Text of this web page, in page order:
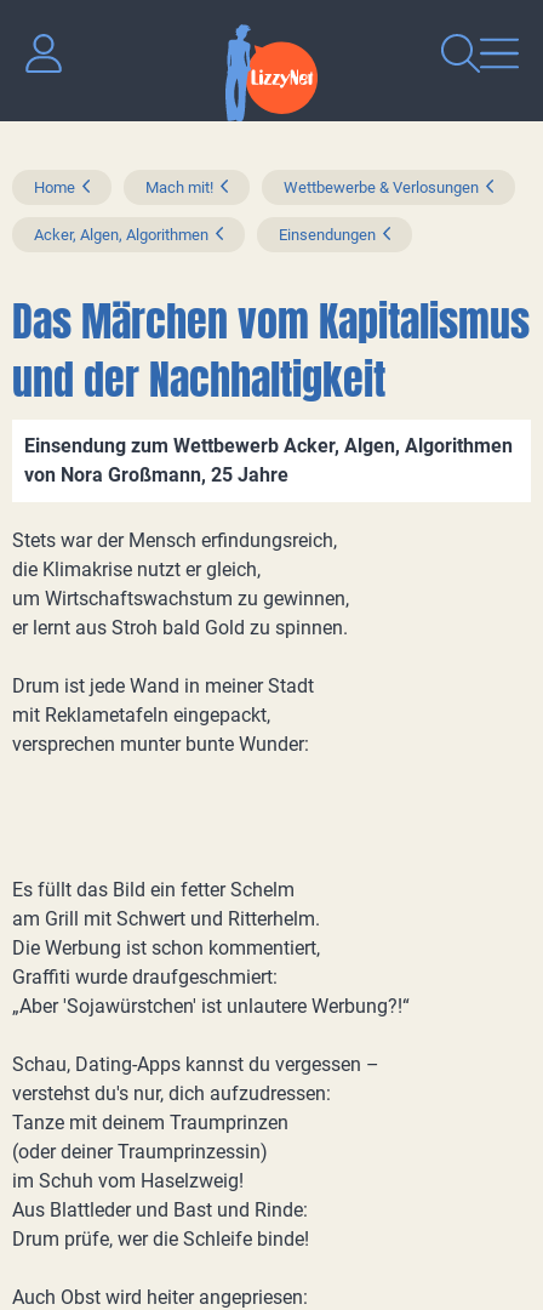
Home Mach mit! Wettbewerbe & Verlosungen
Acker, Algen, Algorithmen Einsendungen
Das Märchen vom Kapitalismus
und der Nachhaltigkeit
Einsendung zum Wettbewerb Acker, Algen, Algorithmen
von Nora Großmann, 25 Jahre
Stets war der Mensch erfindungsreich,
die Klimakrise nutzt er gleich,
um Wirtschaftswachstum zu gewinnen,
er lernt aus Stroh bald Gold zu spinnen.
Drum ist jede Wand in meiner Stadt
mit Reklametafeln eingepackt,
versprechen munter bunte Wunder:
Es füllt das Bild ein fetter Schelm
am Grill mit Schwert und Ritterhelm.
Die Werbung ist schon kommentiert,
Graffiti wurde draufgeschmiert:
„Aber 'Sojawürstchen' ist unlautere Werbung?!“
Schau, Dating-Apps kannst du vergessen –
verstehst du's nur, dich aufzudressen:
Tanze mit deinem Traumprinzen
(oder deiner Traumprinzessin)
im Schuh vom Haselzweig!
Aus Blattleder und Bast und Rinde:
Drum prüfe, wer die Schleife binde!
Auch Obst wird heiter angepriesen: